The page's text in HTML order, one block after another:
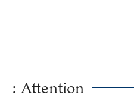
: Attention